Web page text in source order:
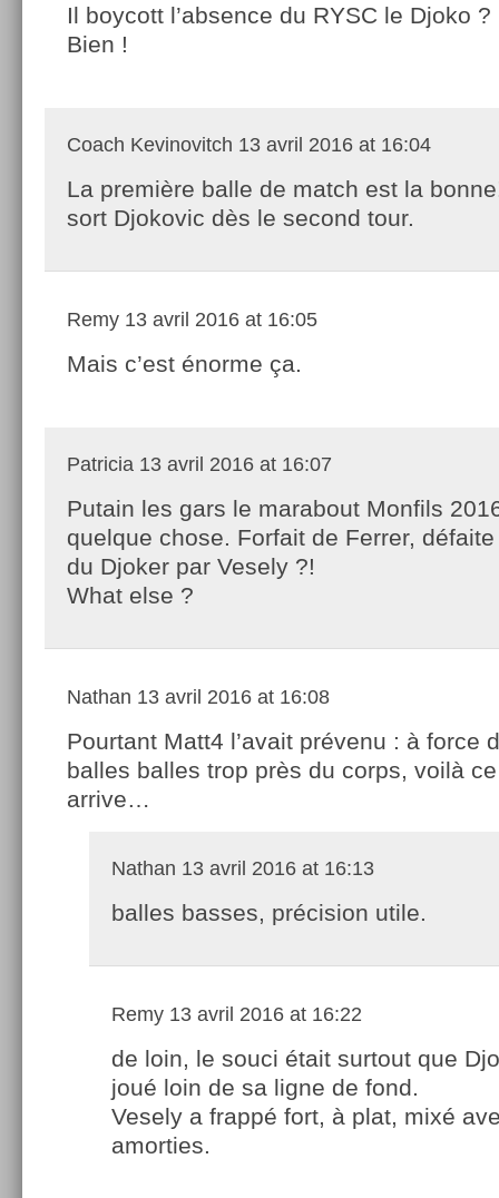
Il boycott l’absence du RYSC le Djoko ?
Bien !
Coach Kevinovitch 13 avril 2016 at 16:04
La première balle de match est la
sort Djokovic dès le second tour.
Remy 13 avril 2016 at 16:05
Mais c’est énorme ça.
Patricia 13 avril 2016 at 16:07
Putain les gars le marabout Monfils
quelque chose. Forfait de Ferrer, défaite
du Djoker par Vesely ?!
What else ?
Nathan 13 avril 2016 at 16:08
Pourtant Matt4 l’avait prévenu : à force
balles balles trop près du corps, voilà
arrive…
Nathan 13 avril 2016 at 16:13
balles basses, précision utile.
Remy 13 avril 2016 at 16:22
de loin, le souci était surtout que
joué loin de sa ligne de fond.
Vesely a frappé fort, à plat, mixé
amorties.